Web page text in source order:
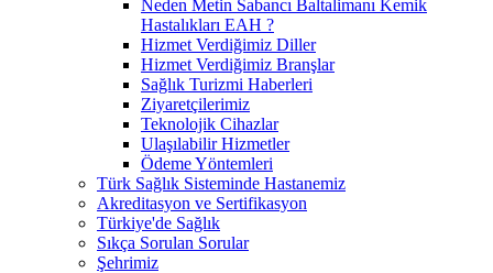
Neden Metin Sabancı Baltalimanı Kemik
Hastalıkları EAH ?
Hizmet Verdiğimiz Diller
Hizmet Verdiğimiz Branşlar
Sağlık Turizmi Haberleri
Ziyaretçilerimiz
Teknolojik Cihazlar
Ulaşılabilir Hizmetler
Ödeme Yöntemleri
Türk Sağlık Sisteminde Hastanemiz
Akreditasyon ve Sertifikasyon
Türkiye'de Sağlık
Sıkça Sorulan Sorular
Şehrimiz